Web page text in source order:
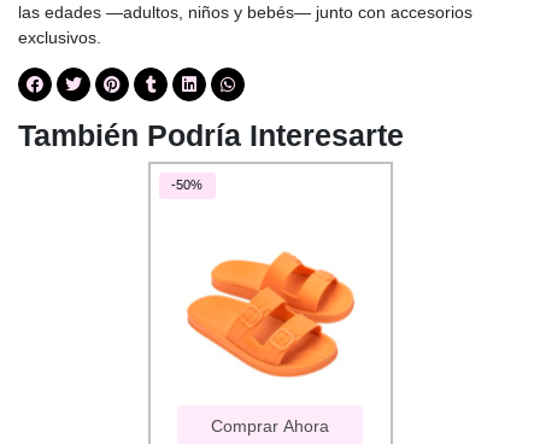
las edades —adultos, niños y bebés— junto con accesorios
exclusivos.
También Podría Interesarte
-50%
Comprar Ahora